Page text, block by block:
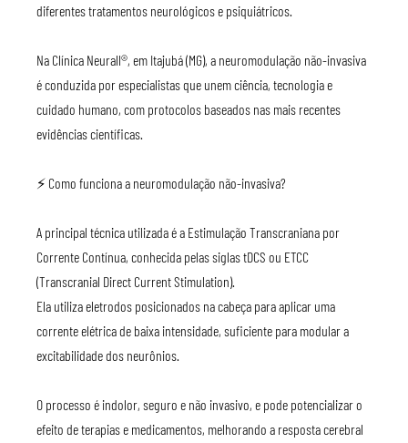
diferentes tratamentos neurológicos e psiquiátricos.
Na Clínica Neurall®, em Itajubá (MG), a neuromodulação não-invasiva
é conduzida por especialistas que unem ciência, tecnologia e
cuidado humano, com protocolos baseados nas mais recentes
evidências científicas.
⚡ Como funciona a neuromodulação não-invasiva?
A principal técnica utilizada é a Estimulação Transcraniana por
Corrente Contínua, conhecida pelas siglas tDCS ou ETCC
(Transcranial Direct Current Stimulation).
Ela utiliza eletrodos posicionados na cabeça para aplicar uma
corrente elétrica de baixa intensidade, suficiente para modular a
excitabilidade dos neurônios.
O processo é indolor, seguro e não invasivo, e pode potencializar o
efeito de terapias e medicamentos, melhorando a resposta cerebral